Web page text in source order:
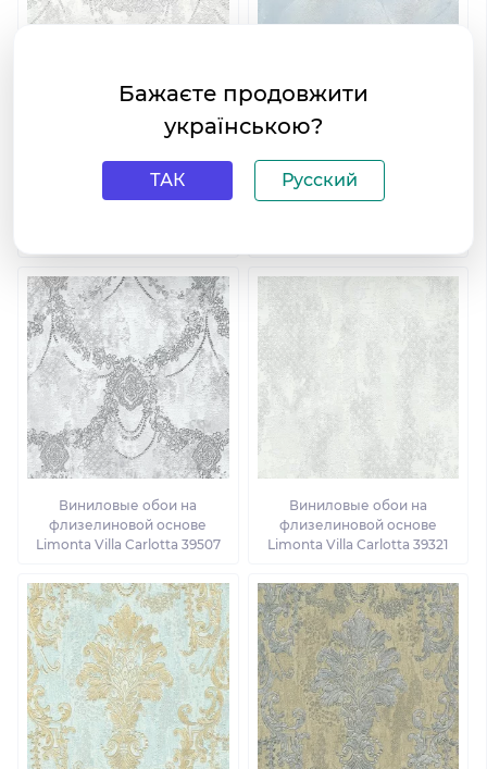
Виниловые обои на
Виниловые обои на
Виниловые обои на
флизелиновой основе
Limonta Villa Carlotta 39507
Виниловые обои на
флизелиновой основе
Limonta Villa Carlotta 39321
Бажаєте продовжити
українською?
ТАК Русский